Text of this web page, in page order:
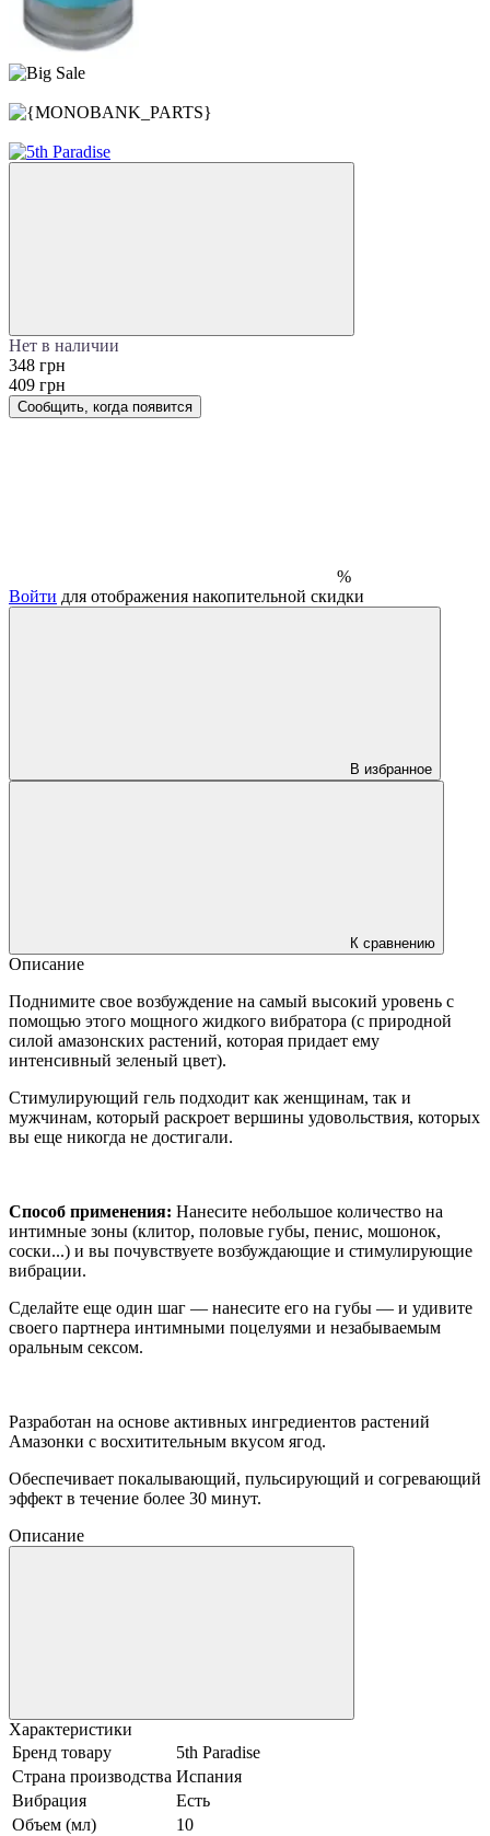
Нет в наличии
348 грн
409 грн
Сообщить, когда появится
%
Войти для отображения накопительной скидки
В избранное
К сравнению
Описание
Поднимите свое возбуждение на самый высокий уровень с
помощью этого мощного жидкого вибратора (с природной
силой амазонских растений, которая придает ему
интенсивный зеленый цвет).
Стимулирующий гель подходит как женщинам, так и
мужчинам, который раскроет вершины удовольствия, которых
вы еще никогда не достигали.
Способ применения: Нанесите небольшое количество на
интимные зоны (клитор, половые губы, пенис, мошонок,
соски...) и вы почувствуете возбуждающие и стимулирующие
вибрации.
Сделайте еще один шаг — нанесите его на губы — и удивите
своего партнера интимными поцелуями и незабываемым
оральным сексом.
Разработан на основе активных ингредиентов растений
Амазонки с восхитительным вкусом ягод.
Обеспечивает покалывающий, пульсирующий и согревающий
эффект в течение более 30 минут.
Описание
Характеристики
Бренд товару
5th Paradise
Страна производства Испания
Вибрация
Есть
Объем (мл)
10